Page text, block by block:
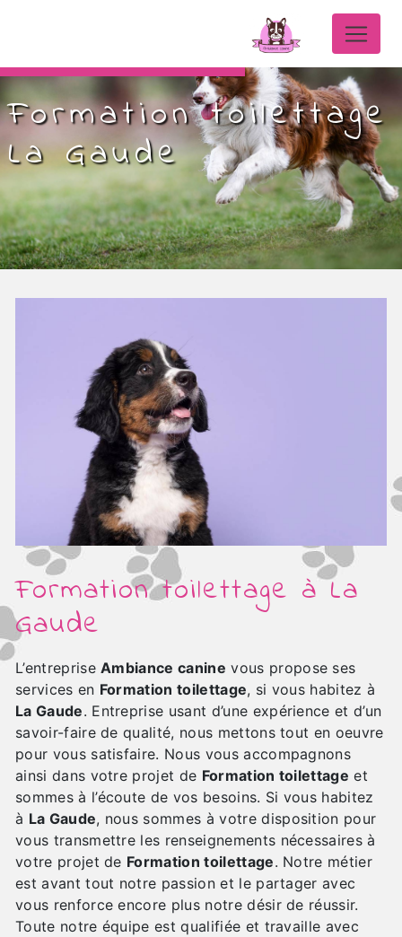
Formation toilettage
La Gaude
Formation toilettage à La
Gaude
L’entrepriseAmbiance canine vous propose ses
services en Formation toilettage, si vous habitez à
La Gaude. Entreprise usant d’une expérience et d’un
savoir-faire de qualité, nous mettons tout en oeuvre
pour vous satisfaire. Nous vous accompagnons
ainsi dans votre projet de Formation toilettage et
sommes à l’écoute de vos besoins. Si vous habitez
à La Gaude, nous sommes à votre disposition pour
vous transmettre les renseignements nécessaires à
votre projet de Formation toilettage. Notre métier
est avant tout notre passion et le partager avec
vous renforce encore plus notre désir de réussir.
Toute notre équipe est qualifiée et travaille avec